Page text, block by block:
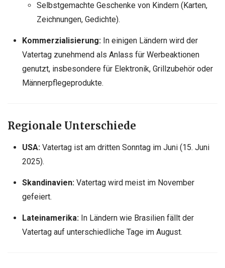
Selbstgemachte Geschenke von Kindern (Karten,
Zeichnungen, Gedichte).
Kommerzialisierung:In einigen Ländern wird der
Vatertag zunehmend als Anlass für Werbeaktionen
genutzt, insbesondere für Elektronik, Grillzubehör oder
Männerpflegeprodukte.
Regionale Unterschiede
USA:Vatertag ist am dritten Sonntag im Juni (15. Juni
2025).
Skandinavien:Vatertag wird meist im November
gefeiert.
Lateinamerika:In Ländern wie Brasilien fällt der
Vatertag auf unterschiedliche Tage im August.